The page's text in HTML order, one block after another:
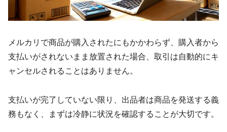
メルカリで商品が購入されたにもかかわらず、購入者から
支払いがされないまま放置された場合、取引は自動的にキ
ャンセルされることはありません。
支払いが完了していない限り、出品者は商品を発送する義
務もなく、まずは冷静に状況を確認することが大切です。